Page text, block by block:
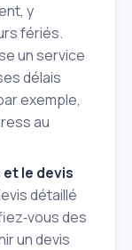
y
fériés.
un service
délais
exemple,
au
le devis
détaillé
des
un devis